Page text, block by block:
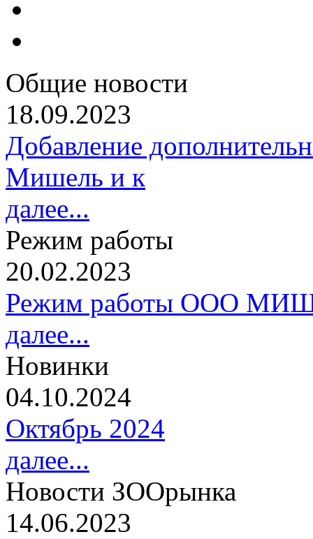
Общие новости
18.09.2023
Добавление
Мишель и к
далее...
Режим работы
20.02.2023
Режим работы ООО
далее...
Новинки
04.10.2024
Октябрь 2024
далее...
Новости ЗООрынка
14.06.2023